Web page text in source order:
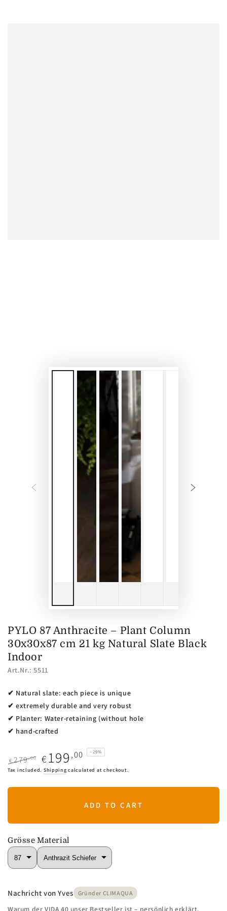
PYLO 87 Anthracite – Plant Column
30x30x87 cm 21 kg Natural Slate Black
Indoor
Art.Nr.: 5511
​✔ Natural slate: each piece is unique
✔ extremely durable and very robust
✔ Planter: Water-retaining (without hole
✔ hand-crafted
Regular
€ 279,00
Sale
€199 ,00 –29%
Tax included. Shipping calculated at checkout.
ADD TO CART
Grösse Material
Nachricht von Yves Gründer CLIMAQUA
Warum der VIDA 40 unser Bestseller ist – persönlich erklärt.